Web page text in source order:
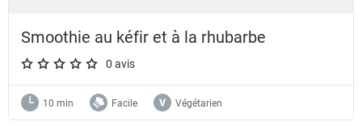
Smoothie au kéfir et à la rhubarbe
A star rating of 0 out of 5.
0 avis
10 min Facile Végétarien